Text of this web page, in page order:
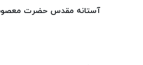
آستانه مقدس حضرت